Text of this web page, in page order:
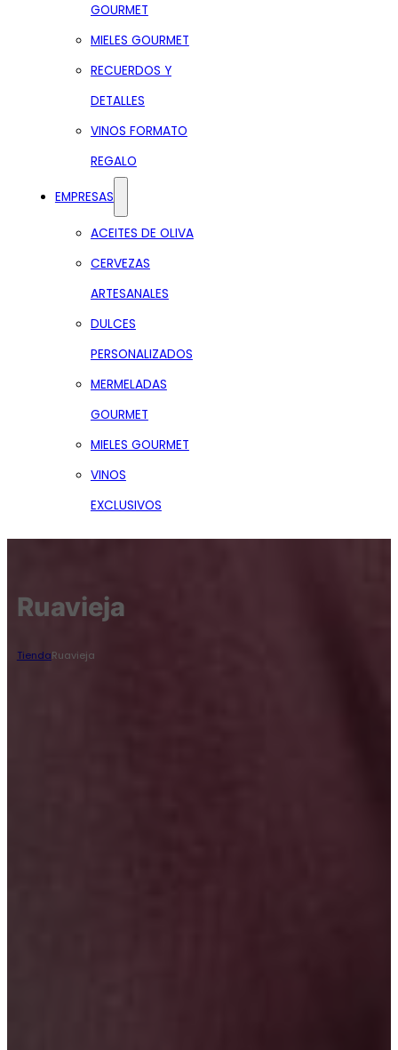
GOURMET
MIELES GOURMET
RECUERDOS Y
DETALLES
VINOS FORMATO
REGALO
EMPRESAS
ACEITES DE OLIVA
CERVEZAS
ARTESANALES
DULCES
PERSONALIZADOS
MERMELADAS
GOURMET
MIELES GOURMET
VINOS
EXCLUSIVOS
Ruavieja
TiendaRuavieja